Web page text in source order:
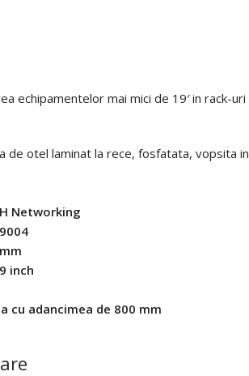
echipamentelor mai mici de 19′ in rack-uri
de otel laminat la rece, fosfatata, vopsita in
Networking
inch
cu adancimea de 800 mm